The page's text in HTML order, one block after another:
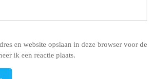
en website opslaan in deze browser voor de
ik een reactie plaats.